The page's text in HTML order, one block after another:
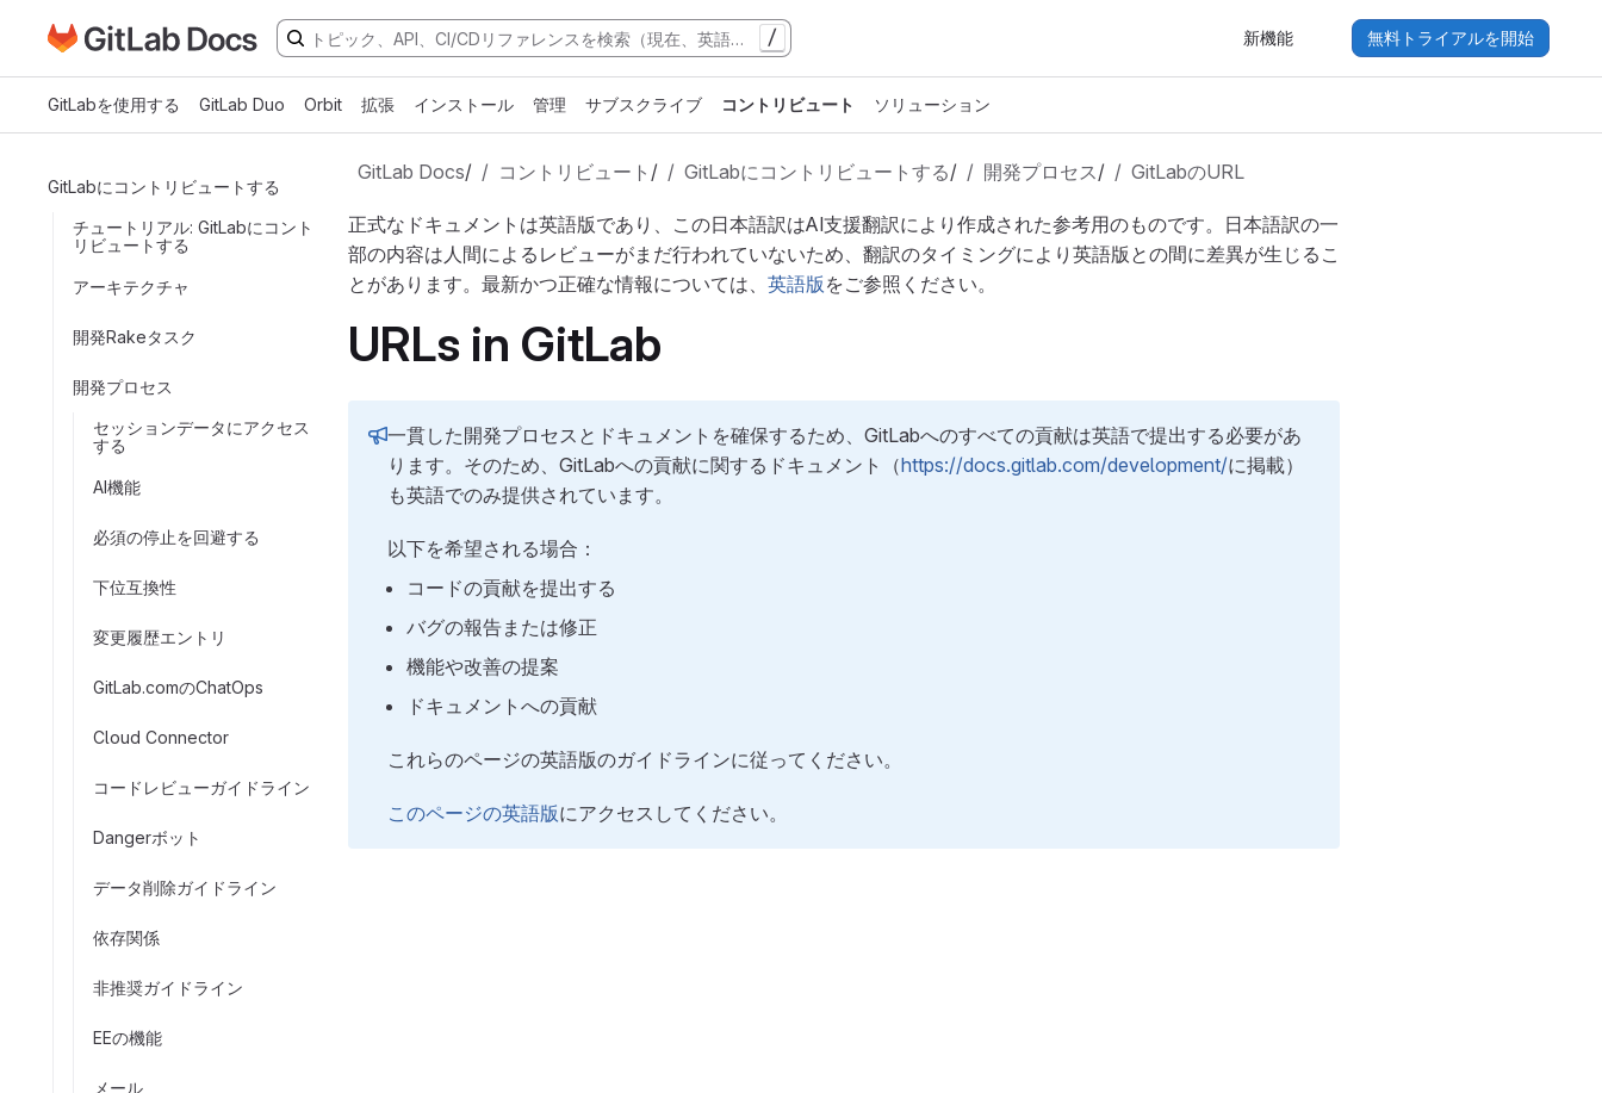
メインコンテンツにスキップ
GitLabドキュメントのホームページに移動 / 新機能 無料トライアルを開始
GitLabを使用する GitLab Duo Orbit 拡張 インストール 管理 サブスクライブ コントリビュート ソリューション
GitLabにコントリビュートする
チュートリアル: GitLabにコント
リビュートする
アーキテクチャ
開発Rakeタスク
開発プロセス
セッションデータにアクセス
する
AI機能
必須の停止を回避する
下位互換性
変更履歴エントリ
GitLab.comのChatOps
Cloud Connector
コードレビューガイドライン
Dangerボット
データ削除ガイドライン
依存関係
非推奨ガイドライン
EEの機能
メール
GitLab Docs/ コントリビュート / GitLabにコントリビュートする/ 開発プロセス/ GitLabのURL
正式なドキュメントは英語版であり、この日本語訳はAI支援翻訳により作成された参考用のものです。日本語訳の一
部の内容は人間によるレビューがまだ行われていないため、翻訳のタイミングにより英語版との間に差異が生じるこ
とがあります。最新かつ正確な情報については、 英語版 をご参照ください。
URLs in GitLab
一貫した開発プロセスとドキュメントを確保するため、GitLabへのすべての貢献は英語で提出する必要があ
ります。そのため、GitLabへの貢献に関するドキュメント（https://docs.gitlab.com/development/に掲載）
も英語でのみ提供されています。
以下を希望される場合：
コードの貢献を提出する
バグの報告または修正
機能や改善の提案
ドキュメントへの貢献
これらのページの英語版のガイドラインに従ってください。
このページの英語版にアクセスしてください。